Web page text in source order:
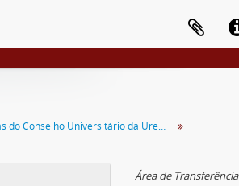
Atas do Conselho Universitário da Uremg
Área de Transferência